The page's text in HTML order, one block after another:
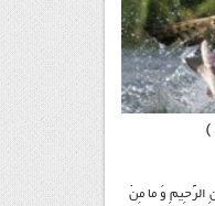
)
الرَّحِيمِ وَ ما مِنْ